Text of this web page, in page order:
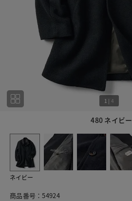
480 ネイビー
1 | 4
ネイビー
1 4
商品番号：54924
この商品をシェアする